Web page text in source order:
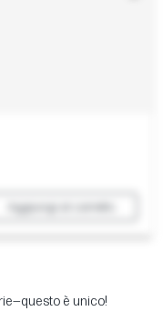
Aggiungi al carrello
è unico!